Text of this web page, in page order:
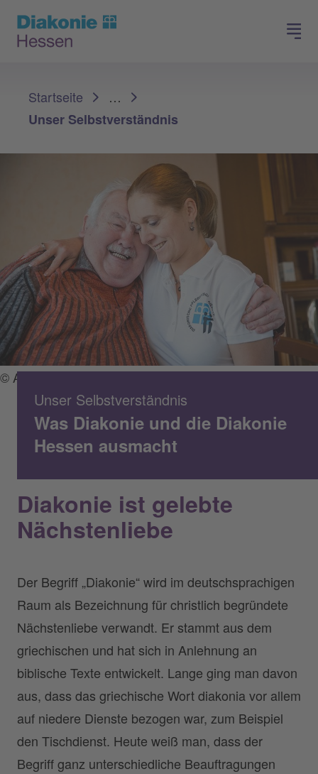
Spenden
Startseite
…
Unser Selbstverständnis
© Annette Schrader / Diakonie
Unser Selbstverständnis
Was Diakonie und die Diakonie
Hessen ausmacht
Diakonie ist gelebte
Nächstenliebe
Der Begriff „Diakonie“ wird im deutschsprachigen
Raum als Bezeichnung für christlich begründete
Nächstenliebe verwandt. Er stammt aus dem
griechischen und hat sich in Anlehnung an
biblische Texte entwickelt. Lange ging man davon
aus, dass das griechische Wort diakonia vor allem
auf niedere Dienste bezogen war, zum Beispiel
den Tischdienst. Heute weiß man, dass der
Begriff ganz unterschiedliche Beauftragungen